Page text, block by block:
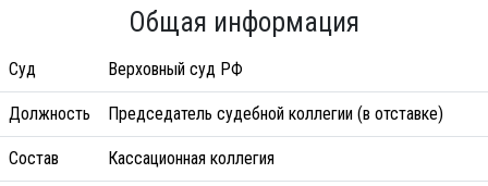
Общая информация
Суд Верховный суд РФ
Должность Председатель судебной коллегии (в отставке)
Состав Кассационная коллегия